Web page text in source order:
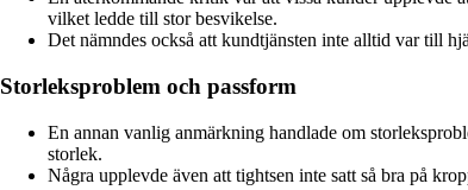
vilket ledde till stor besvikelse.
Det nämndes också att kundtjänsten inte alltid var till
Storleksproblem och passform
En annan vanlig anmärkning handlade om
storlek.
Några upplevde även att tightsen inte satt så bra på